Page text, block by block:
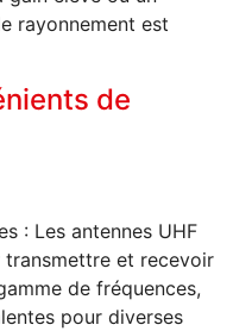
rayonnement est
de
: Les antennes UHF
et recevoir
de fréquences,
pour diverses